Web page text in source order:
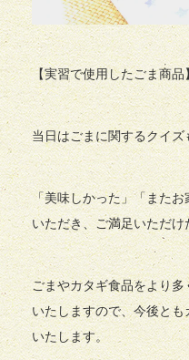
【実習で使用したごま商品
当日はごまに関するクイ
「美味しかった」「また
いただき、ご満足いただ
ごまやカタギ食品をより
いたしますので、今後と
いたします。